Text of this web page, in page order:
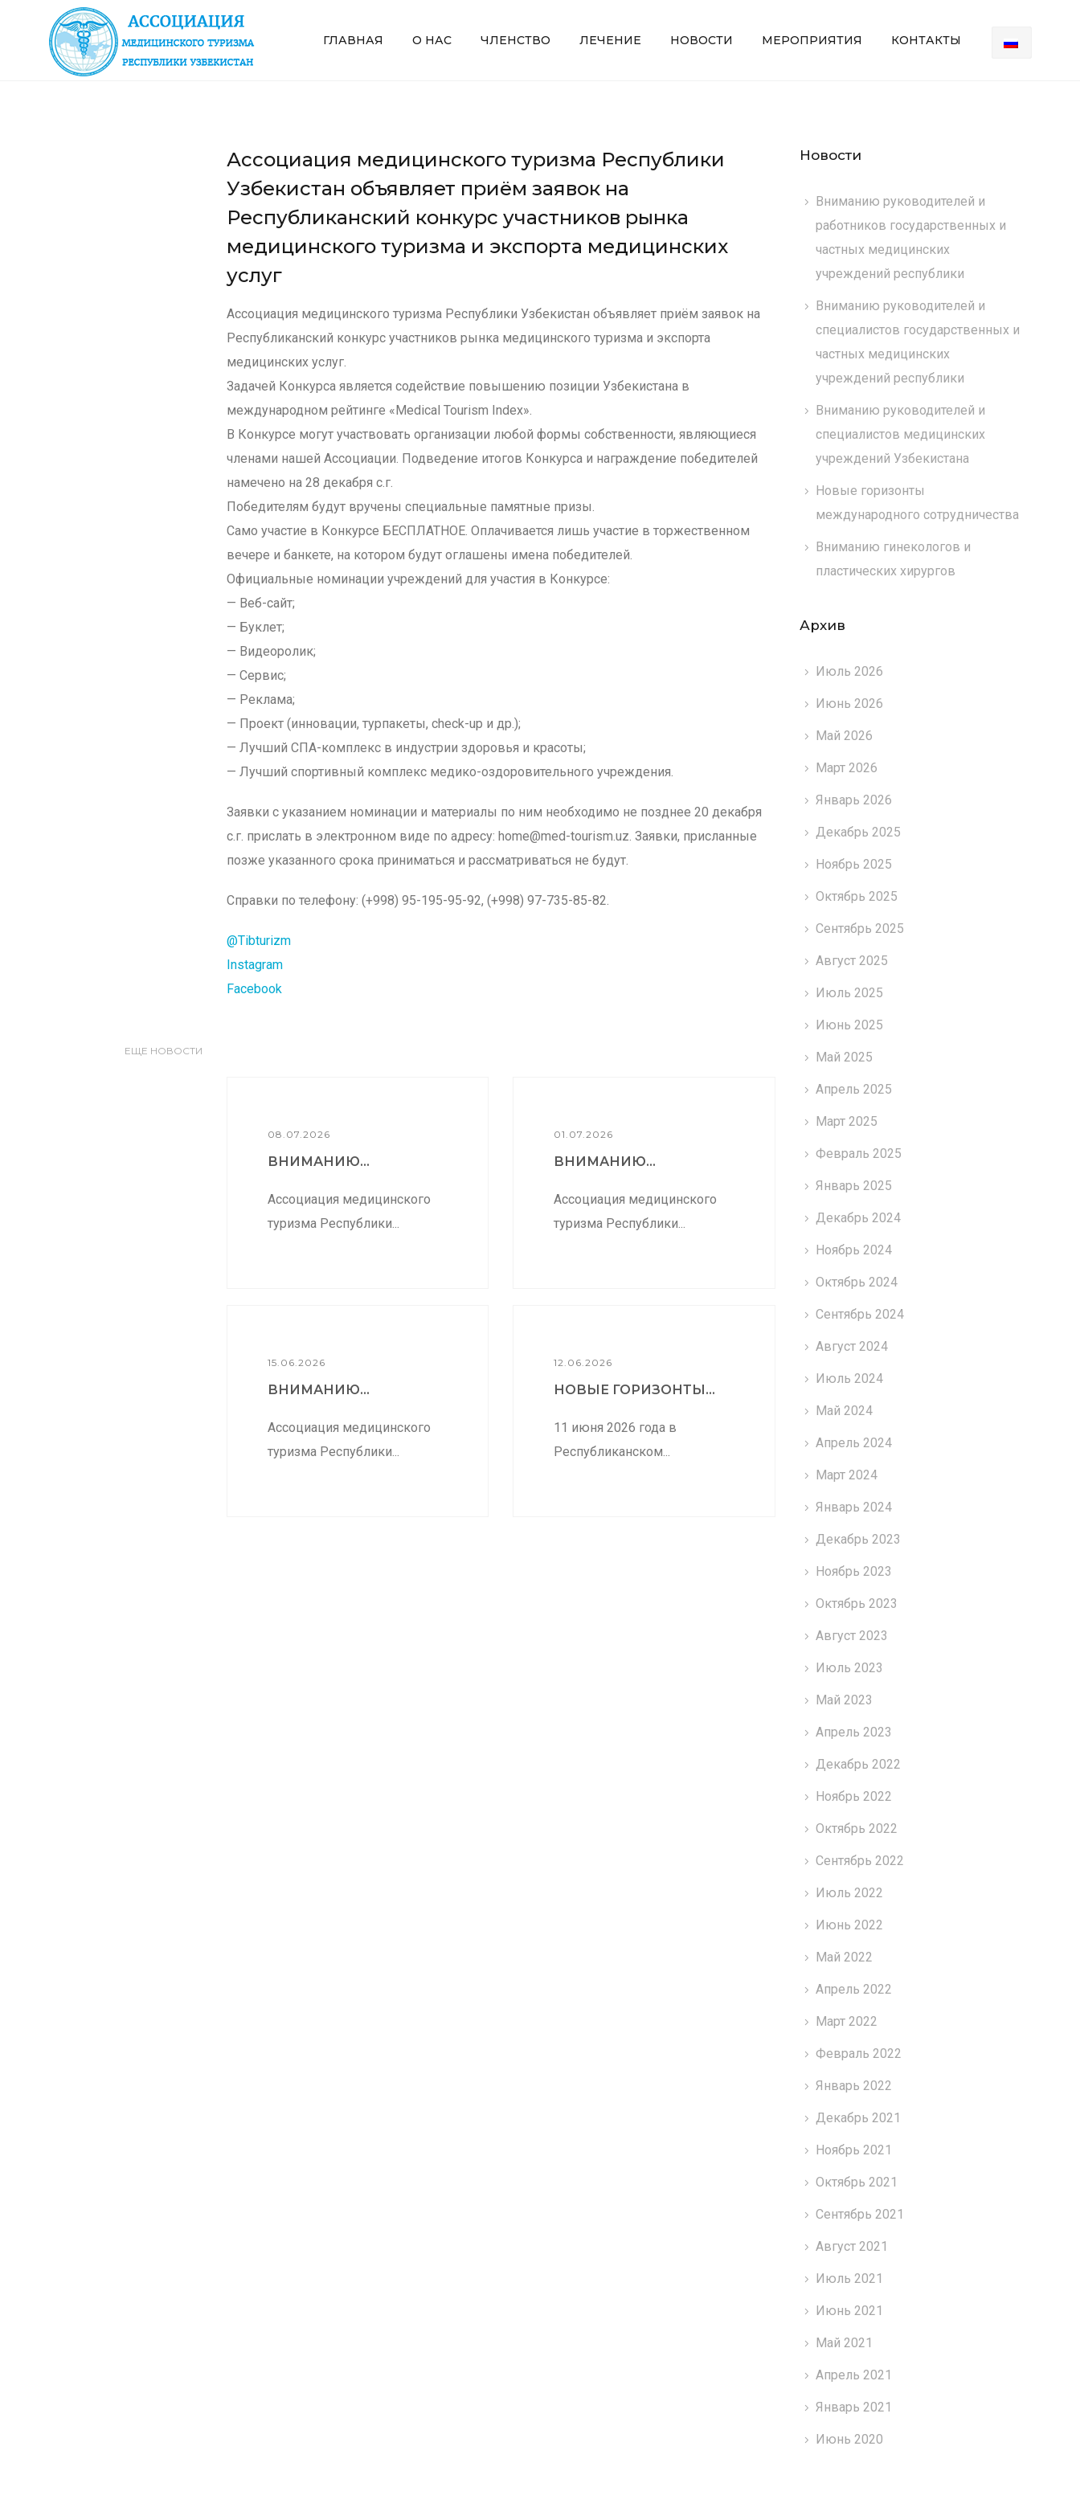
ГЛАВНАЯ О НАС ЧЛЕНСТВО ЛЕЧЕНИЕ НОВОСТИ МЕРОПРИЯТИЯ КОНТАКТЫ
Ассоциация медицинского туризма Республики
Узбекистан объявляет приём заявок на
Республиканский конкурс участников рынка
медицинского туризма и экспорта медицинских
услуг
Ассоциация медицинского туризма Республики Узбекистан объявляет приём заявок на
Республиканский конкурс участников рынка медицинского туризма и экспорта
медицинских услуг.
Задачей Конкурса является содействие повышению позиции Узбекистана в
международном рейтинге «Medical Tourism Index».
В Конкурсе могут участвовать организации любой формы собственности, являющиеся
членами нашей Ассоциации. Подведение итогов Конкурса и награждение победителей
намечено на 28 декабря с.г.
Победителям будут вручены специальные памятные призы.
Само участие в Конкурсе БЕСПЛАТНОЕ. Оплачивается лишь участие в торжественном
вечере и банкете, на котором будут оглашены имена победителей.
Официальные номинации учреждений для участия в Конкурсе:
— Веб-сайт;
— Буклет;
— Видеоролик;
— Сервис;
— Реклама;
— Проект (инновации, турпакеты, check-up и др.);
— Лучший СПА-комплекс в индустрии здоровья и красоты;
— Лучший спортивный комплекс медико-оздоровительного учреждения.
Заявки с указанием номинации и материалы по ним необходимо не позднее 20 декабря
с.г. прислать в электронном виде по адресу: home@med-tourism.uz. Заявки, присланные
позже указанного срока приниматься и рассматриваться не будут.
Справки по телефону: (+998) 95-195-95-92, (+998) 97-735-85-82.
@Tibturizm
Instagram
Facebook
ЕЩЕ НОВОСТИ
08.07.2026
ВНИМАНИЮ...
Ассоциация медицинского
туризма Республики...
01.07.2026
ВНИМАНИЮ...
Ассоциация медицинского
туризма Республики...
15.06.2026
ВНИМАНИЮ...
Ассоциация медицинского
туризма Республики...
12.06.2026
НОВЫЕ ГОРИЗОНТЫ...
11 июня 2026 года в
Республиканском...
Новости
Вниманию руководителей и
работников государственных и
частных медицинских
учреждений республики
Вниманию руководителей и
специалистов государственных и
частных медицинских
учреждений республики
Вниманию руководителей и
специалистов медицинских
учреждений Узбекистана
Новые горизонты
международного сотрудничества
Вниманию гинекологов и
пластических хирургов
Архив
Июль 2026
Июнь 2026
Май 2026
Март 2026
Январь 2026
Декабрь 2025
Ноябрь 2025
Октябрь 2025
Сентябрь 2025
Август 2025
Июль 2025
Июнь 2025
Май 2025
Апрель 2025
Март 2025
Февраль 2025
Январь 2025
Декабрь 2024
Ноябрь 2024
Октябрь 2024
Сентябрь 2024
Август 2024
Июль 2024
Май 2024
Апрель 2024
Март 2024
Январь 2024
Декабрь 2023
Ноябрь 2023
Октябрь 2023
Август 2023
Июль 2023
Май 2023
Апрель 2023
Декабрь 2022
Ноябрь 2022
Октябрь 2022
Сентябрь 2022
Июль 2022
Июнь 2022
Май 2022
Апрель 2022
Март 2022
Февраль 2022
Январь 2022
Декабрь 2021
Ноябрь 2021
Октябрь 2021
Сентябрь 2021
Август 2021
Июль 2021
Июнь 2021
Май 2021
Апрель 2021
Январь 2021
Июнь 2020